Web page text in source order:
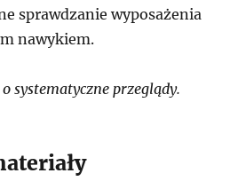
sprawdzanie wyposażenia
nawykiem.
systematyczne przeglądy.